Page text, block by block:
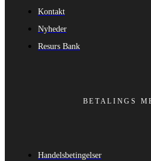
Kontakt
Nyheder
Resurs Bank
BETALINGS
Handelsbetingelser